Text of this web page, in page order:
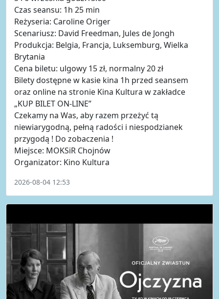
Czas seansu: 1h 25 min
Reżyseria: Caroline Origer
Scenariusz: David Freedman, Jules de Jongh
Produkcja: Belgia, Francja, Luksemburg, Wielka
Brytania
Cena biletu: ulgowy 15 zł, normalny 20 zł
Bilety dostępne w kasie kina 1h przed seansem
oraz online na stronie Kina Kultura w zakładce
„KUP BILET ON-LINE”
Czekamy na Was, aby razem przeżyć tą
niewiarygodną, pełną radości i niespodzianek
przygodą ! Do zobaczenia !
Miejsce: MOKSiR Chojnów
Organizator: Kino Kultura
2026-08-04 12:53